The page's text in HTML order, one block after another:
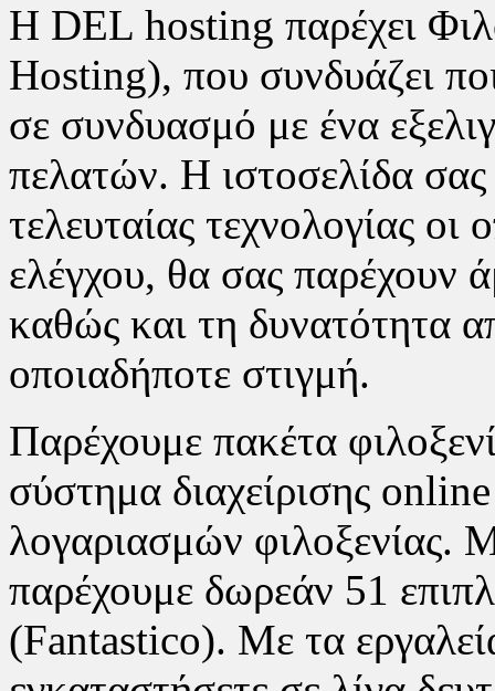
Η DEL hosting παρέχει
Hosting), που συνδυάζει
σε συνδυασμό με ένα
πελατών. Η ιστοσελίδα
τελευταίας τεχνολογίας
ελέγχου, θα σας παρέχουν
καθώς και τη δυνατότητα
οποιαδήποτε στιγμή.
Παρέχουμε πακέτα
σύστημα διαχείρισης
λογαριασμών φιλοξενίας.
παρέχουμε δωρεάν 51
(Fantastico). Με τα